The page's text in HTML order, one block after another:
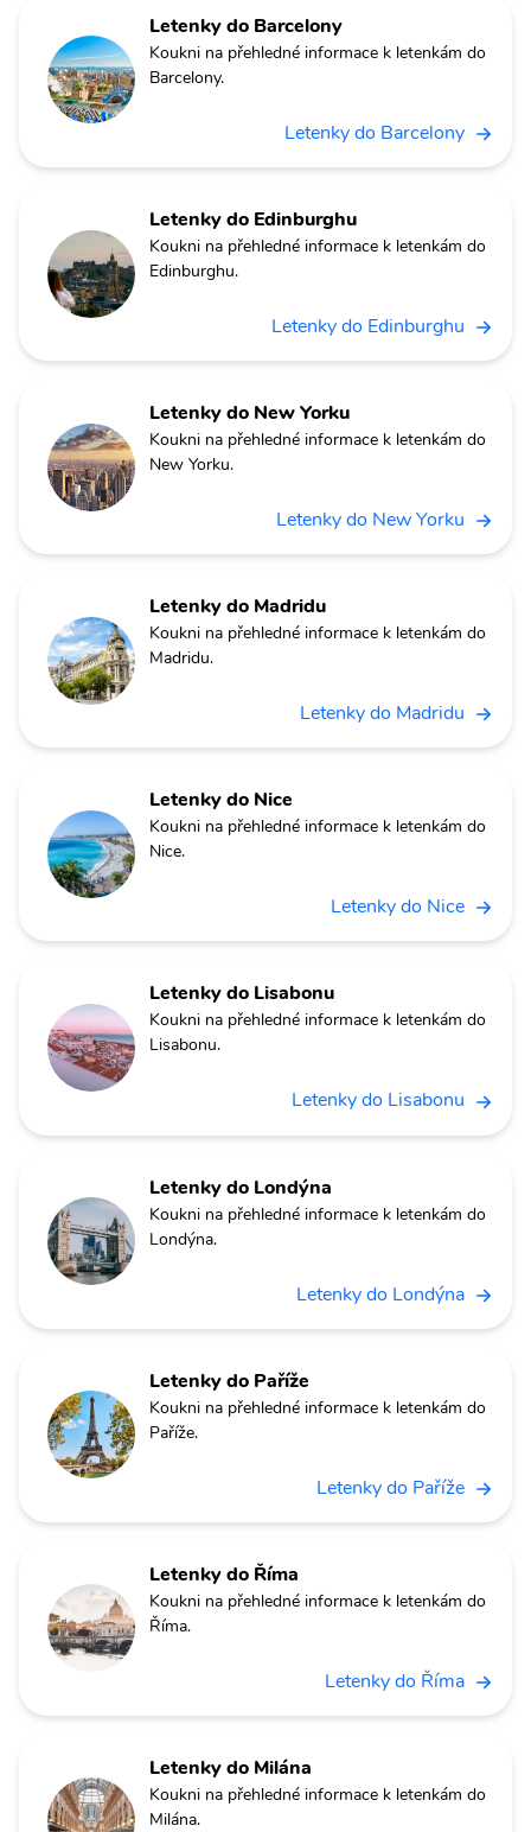
Letenky do Barcelony
Koukni na přehledné informace k letenkám do
Barcelony.
Letenky do Barcelony
Letenky do Edinburghu
Koukni na přehledné informace k letenkám do
Edinburghu.
Letenky do Edinburghu
Letenky do New Yorku
Koukni na přehledné informace k letenkám do
New Yorku.
Letenky do New Yorku
Letenky do Madridu
Koukni na přehledné informace k letenkám do
Madridu.
Letenky do Madridu
Letenky do Nice
Koukni na přehledné informace k letenkám do
Nice.
Letenky do Nice
Letenky do Lisabonu
Koukni na přehledné informace k letenkám do
Lisabonu.
Letenky do Lisabonu
Letenky do Londýna
Koukni na přehledné informace k letenkám do
Londýna.
Letenky do Londýna
Letenky do Paříže
Koukni na přehledné informace k letenkám do
Paříže.
Letenky do Paříže
Letenky do Říma
Koukni na přehledné informace k letenkám do
Říma.
Letenky do Říma
Letenky do Milána
Koukni na přehledné informace k letenkám do
Milána.